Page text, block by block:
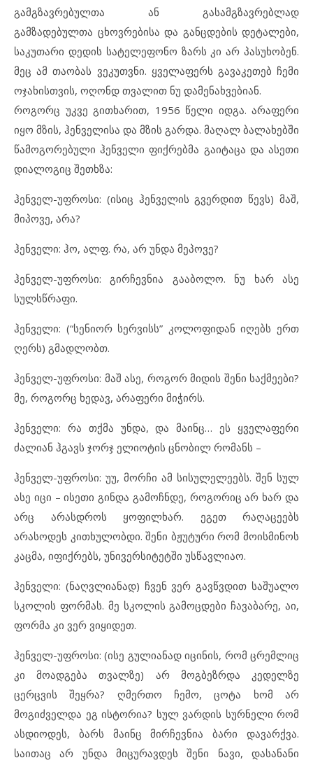
გამგზავრებულთა ან გასამგზავრებლად
გამზადებულთა ცხოვრებისა და განცდების დეტალები,
საკუთარი დედის სატელეფონო ზარს კი არ პასუხობენ.
მეც ამ თაობას ვეკუთვნი. ყველაფერს გავაკეთებ ჩემი
ოჯახისთვის, ოღონდ თვალით ნუ დამენახვებიან.
როგორც უკვე გითხარით, 1956 წელი იდგა. არაფერი
იყო მზის, ჰენველისა და მზის გარდა. მაღალ ბალახებში
წამოგორებული ჰენველი ფიქრებმა გაიტაცა და ასეთი
დიალოგიც შეთხზა:
ჰენველ-უფროსი: (ისიც ჰენველის გვერდით წევს) მაშ,
მიპოვე, არა?
ჰენველი: ჰო, ალფ. რა, არ უნდა მეპოვე?
ჰენველ-უფროსი: გირჩევნია გააბოლო. ნუ ხარ ასე
სულსწრაფი.
ჰენველი: (“სენიორ სერვისს” კოლოფიდან იღებს ერთ
ღერს) გმადლობთ.
ჰენველ-უფროსი: მაშ ასე, როგორ მიდის შენი საქმეები?
მე, როგორც ხედავ, არაფერი მიჭირს.
ჰენველი: რა თქმა უნდა, და მაინც… ეს ყველაფერი
ძალიან ჰგავს ჯორჯ ელიოტის ცნობილ რომანს –
ჰენველ-უფროსი: უუ, მორჩი ამ სისულელეებს. შენ სულ
ასე იცი – ისეთი გინდა გამოჩნდე, როგორიც არ ხარ და
არც არასდროს ყოფილხარ. ეგეთ რაღაცეებს
არასოდეს კითხულობდი. შენი ბჟუტური რომ მოისმინოს
კაცმა, იფიქრებს, უნივერსიტეტში უსწავლიაო.
ჰენველი: (ნაღვლიანად) ჩვენ ვერ გავწვდით საშუალო
სკოლის ფორმას. მე სკოლის გამოცდები ჩავაბარე, აი,
ფორმა კი ვერ ვიყიდეთ.
ჰენველ-უფროსი: (ისე გულიანად იცინის, რომ ცრემლიც
კი მოადგება თვალზე) არ მოგბეზრდა კედელზე
ცერცვის შეყრა? ღმერთო ჩემო, ცოტა ხომ არ
მოგიძველდა ეგ ისტორია? სულ ვარდის სურნელი რომ
ასდიოდეს, ბარს მაინც მირჩევნია ბარი დავარქვა.
საითაც არ უნდა მიცურავდეს შენი ნავი, დასანანი